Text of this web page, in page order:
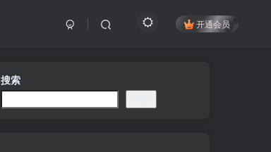
开通会员
搜索